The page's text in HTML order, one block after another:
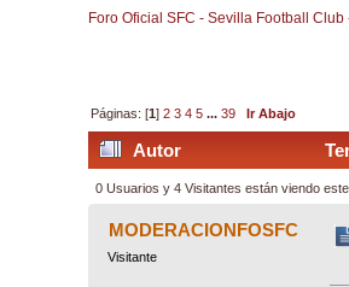
Foro Oficial SFC - Sevilla Football
Páginas: [1]2 3 4 5 ...39 Ir Abajo
Autor
0 Usuarios y 4 Visitantes están viendo este
MODERACIONFOSFC
Visitante